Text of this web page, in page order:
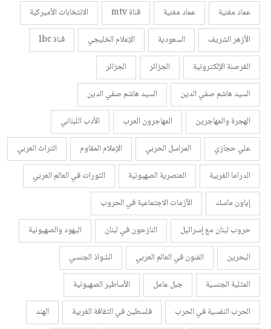
عماد مغنية
عماد مغنية قناة mtv
الانتخابات الأميركية
الأزهر الشريف
السعودية الإعلام الخليجي
قناة lbc
القرصنة الإلكترونية
الجزائر
الجزائر
السيد هاشم صفي الدين
السيد هاشم صفي الدين
الهجرة والمهاجرين
المهاجرون العرب
الأدب اللبناني
علي حجازي
المراسل الحربي الإعلام المقاوم
التراث العربي
الدراما الغربية
العنصرية الصهيونية
الثورات في العالم العربي
إياون ماسك
الأزمات الاجتماعية في الحروب
حروب لبنان مع إسرائيل
النازحون في لبنان
اليهود والصهيونية
البحرين
الفنون في العالم العربي
الشواذ الجنسي
المثلية الجنسية
جبل عامل
الأساطير الصهيونية
الحرب النفسية في الحرب
فلسطين في الثقافة الغربية
الهند